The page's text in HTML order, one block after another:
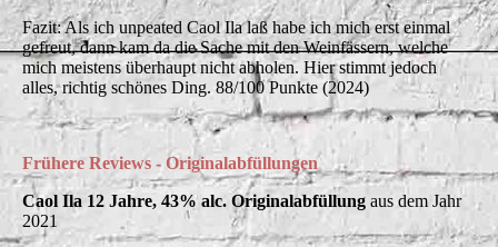
Fazit: Als ich unpeated Caol Ila laß habe ich mich erst einmal
gefreut, dann kam da die Sache mit den Weinfässern, welche
mich meistens überhaupt nicht abholen. Hier stimmt jedoch
alles, richtig schönes Ding. 88/100 Punkte (2024)
Frühere Reviews - Originalabfüllungen
Caol Ila 12 Jahre, 43% alc. Originalabfüllung aus dem Jahr
2021